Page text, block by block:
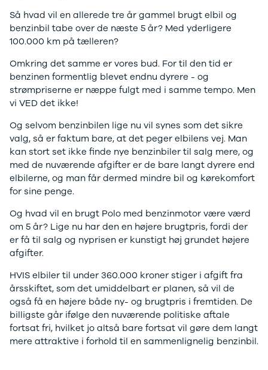
L3 Van
Transit 350
L3 Chassis
L4 Chassis
E-Transit
350 L2 Van
350 L3 Van
Honda
Se alle
Honda
Civic
CR-V
Hyundai
Se alle
Ioniq
Ioniq 5
Ioniq 6
Kona
i10
i20
Så hvad vil en allerede tre år gammel brugt elbil og
benzinbil tabe over de næste 5 år? Med yderligere
100.000 km på tælleren?
Omkring det samme er vores bud. For til den tid er
benzinen formentlig blevet endnu dyrere - og
strømpriserne er næppe fulgt med i samme tempo. Men
vi VED det ikke!
Og selvom benzinbilen lige nu vil synes som det sikre
valg, så er faktum bare, at det peger elbilens vej. Man
kan stort set ikke finde nye benzinbiler til salg mere, og
med de nuværende afgifter er de bare langt dyrere end
elbilerne, og man får dermed mindre bil og kørekomfort
for sine penge.
Og hvad vil en brugt Polo med benzinmotor være værd
om 5 år? Lige nu har den en højere brugtpris, fordi der
er få til salg og nyprisen er kunstigt høj grundet højere
afgifter.
HVIS elbiler til under 360.000 kroner stiger i afgift fra
årsskiftet, som det umiddelbart er planen, så vil de
også få en højere både ny- og brugtpris i fremtiden. De
billigste går ifølge den nuværende politiske aftale
fortsat fri, hvilket jo altså bare fortsat vil gøre dem langt
mere attraktive i forhold til en sammenlignelig benzinbil.